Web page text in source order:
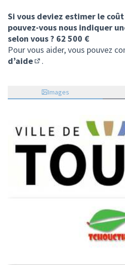
Si vous deviez estimer le
pouvez-vous nous indiquer
selon vous ? 62 500 €
Pour vous aider, vous pouvez
d’aide
.
Images